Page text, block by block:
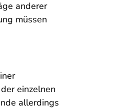
anderer
müssen
einzelnen
allerdings